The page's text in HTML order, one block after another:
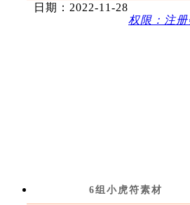
权限：注
日期：2022-11-28
6组小虎符素材